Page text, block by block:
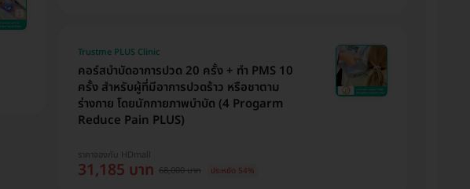
คอร์สบำบัดอาการปวด 20 ครั้ง + ทำ PMS 10
ครั้ง สำหรับผู้ที่มีอาการปวดร้าว หรือชาตาม
ร่างกาย โดยนักกายภาพบำบัด (4 Progarm
Reduce Pain PLUS)
Trustme PLUS Clinic
ราคาจองกับ HDmall
31,185 บาท 68,000 บาท ประหยัด 54%